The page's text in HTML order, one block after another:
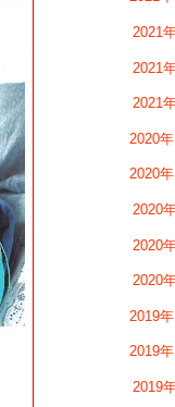
2021
2021
2021
2020
2020年
2020
2020
2020
2019
2019年
2019